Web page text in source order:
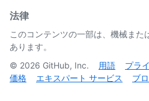
法律
このコンテンツの一部は、機械ま
あります。
© 2026 GitHub, Inc. 用語 プラ
価格
エキスパート サービス ブ